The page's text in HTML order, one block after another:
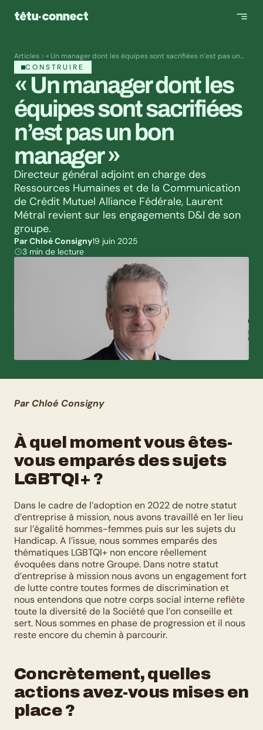
Articles
« Un manager dont les équipes sont sacrifiées n’est pas un
bon manager »
CONSTRUIRE
« Un manager dont les
équipes sont sacrifiées
n’est pas un bon
manager »
Directeur général adjoint en charge des
Ressources Humaines et de la Communication
de Crédit Mutuel Alliance Fédérale, Laurent
Métral revient sur les engagements D&I de son
groupe.
Par Chloé Consigny19 juin 2025
3 min de lecture
Par Chloé Consigny
À quel moment vous êtes-
vous emparés des sujets
LGBTQI+ ?
Dans le cadre de l’adoption en 2022 de notre statut
d’entreprise à mission, nous avons travaillé en 1er lieu
sur l’égalité hommes-femmes puis sur les sujets du
Handicap. A l’issue, nous sommes emparés des
thématiques LGBTQI+ non encore réellement
évoquées dans notre Groupe. Dans notre statut
d’entreprise à mission nous avons un engagement fort
de lutte contre toutes formes de discrimination et
nous entendons que notre corps social interne reflète
toute la diversité de la Société que l’on conseille et
sert. Nous sommes en phase de progression et il nous
reste encore du chemin à parcourir.
Concrètement, quelles
actions avez-vous mises en
place ?